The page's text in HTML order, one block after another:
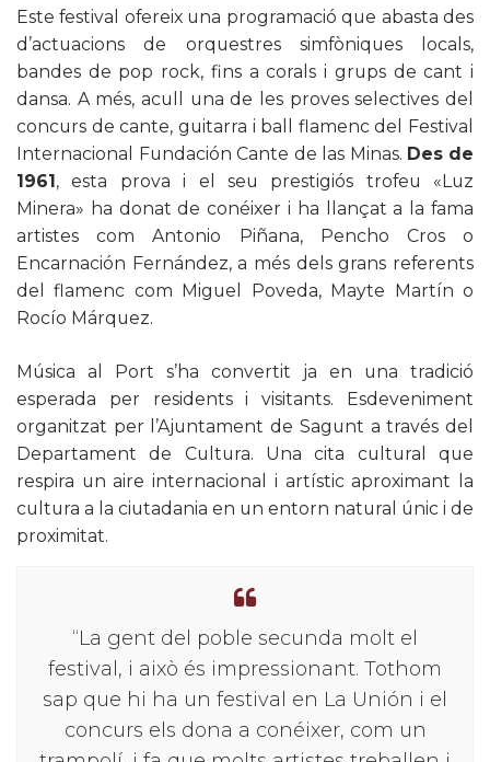
Este festival ofereix una programació que abasta des
d’actuacions de orquestres simfòniques locals,
bandes de pop rock, fins a corals i grups de cant i
dansa. A més, acull una de les proves selectives del
concurs de cante, guitarra i ball flamenc del Festival
Internacional Fundación Cante de las Minas. Des de
1961, esta prova i el seu prestigiós trofeu «Luz
Minera» ha donat de conéixer i ha llançat a la fama
artistes com Antonio Piñana, Pencho Cros o
Encarnación Fernández, a més dels grans referents
del flamenc com Miguel Poveda, Mayte Martín o
Rocío Márquez.
Música al Port s’ha convertit ja en una tradició
esperada per residents i visitants. Esdeveniment
organitzat per l’Ajuntament de Sagunt a través del
Departament de Cultura. Una cita cultural que
respira un aire internacional i artístic aproximant la
cultura a la ciutadania en un entorn natural únic i de
proximitat.
“La gent del poble secunda molt el
festival, i això és impressionant. Tothom
sap que hi ha un festival en La Unión i el
concurs els dona a conéixer, com un